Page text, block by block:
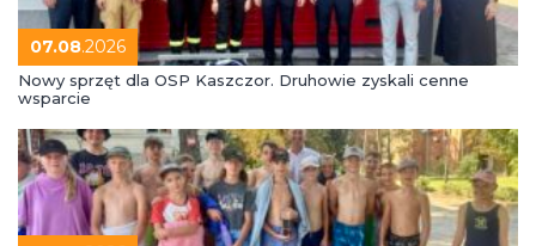
07.08.2026
Nowy sprzęt dla OSP Kaszczor. Druhowie zyskali cenne
wsparcie